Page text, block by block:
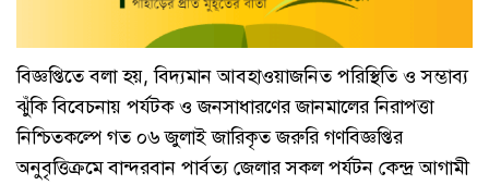
বিজ্ঞপ্তিতে বলা হয়, বিদ্যমান আবহাওয়াজনিত পরিস্থিতি ও সম্ভাব্য
ঝুঁকি বিবেচনায় পর্যটক ও জনসাধারণের জানমালের নিরাপত্তা
নিশ্চিতকল্পে গত ০৬ জুলাই জারিকৃত জরুরি গণবিজ্ঞপ্তির
অনুবৃত্তিক্রমে বান্দরবান পার্বত্য জেলার সকল পর্যটন কেন্দ্র আগামী